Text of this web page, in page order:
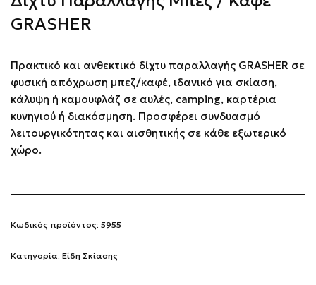
GRASHER
Πρακτικό και ανθεκτικό δίχτυ παραλλαγής GRASHER σε
φυσική απόχρωση μπεζ/καφέ, ιδανικό για σκίαση,
κάλυψη ή καμουφλάζ σε αυλές, camping, καρτέρια
κυνηγιού ή διακόσμηση. Προσφέρει συνδυασμό
λειτουργικότητας και αισθητικής σε κάθε εξωτερικό
χώρο.
Κωδικός προϊόντος: 5955
Κατηγορία: Είδη Σκίασης